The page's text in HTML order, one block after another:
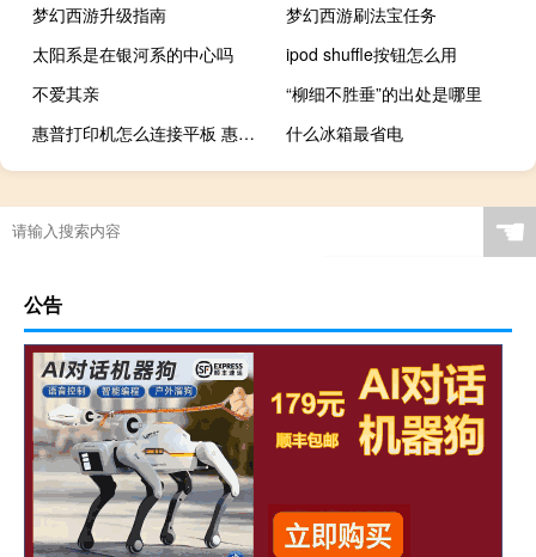
梦幻西游升级指南
梦幻西游刷法宝任务
太阳系是在银河系的中心吗
ipod shuffle按钮怎么用
不爱其亲
“柳细不胜垂”的出处是哪里
惠普打印机怎么连接平板 惠普平板电脑怎么样
什么冰箱最省电
这才是我们的元宵
☚
公告